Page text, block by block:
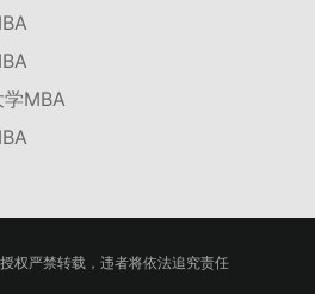
MBA
权严禁转载，违者将依法追究责任